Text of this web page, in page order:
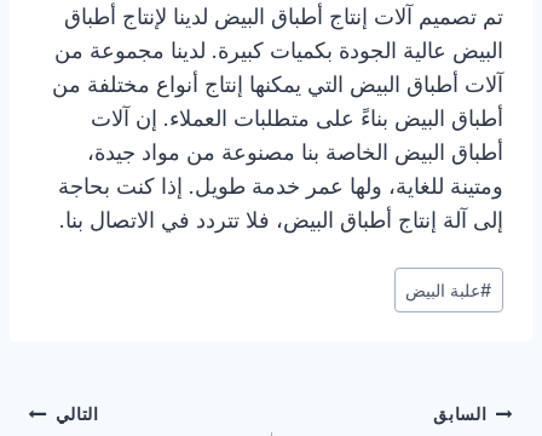
تم تصميم آلات إنتاج أطباق البيض لدينا لإنتاج أطباق
البيض عالية الجودة بكميات كبيرة. لدينا مجموعة من
آلات أطباق البيض التي يمكنها إنتاج أنواع مختلفة من
أطباق البيض بناءً على متطلبات العملاء. إن آلات
أطباق البيض الخاصة بنا مصنوعة من مواد جيدة،
ومتينة للغاية، ولها عمر خدمة طويل. إذا كنت بحاجة
إلى آلة إنتاج أطباق البيض، فلا تتردد في الاتصال بنا.
وسوم
المقال:
#علبة البيض
تصفّح
السابق التالي